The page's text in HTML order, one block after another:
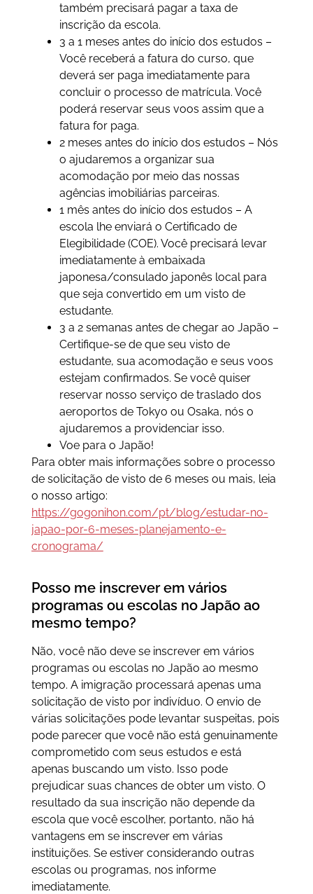
também precisará pagar a taxa de
inscrição da escola.
3 a 1 meses antes do início dos estudos –
Você receberá a fatura do curso, que
deverá ser paga imediatamente para
concluir o processo de matrícula. Você
poderá reservar seus voos assim que a
fatura for paga.
2 meses antes do início dos estudos – Nós
o ajudaremos a organizar sua
acomodação por meio das nossas
agências imobiliárias parceiras.
1 mês antes do início dos estudos – A
escola lhe enviará o Certificado de
Elegibilidade (COE). Você precisará levar
imediatamente à embaixada
japonesa/consulado japonês local para
que seja convertido em um visto de
estudante.
3 a 2 semanas antes de chegar ao Japão –
Certifique-se de que seu visto de
estudante, sua acomodação e seus voos
estejam confirmados. Se você quiser
reservar nosso serviço de traslado dos
aeroportos de Tokyo ou Osaka, nós o
ajudaremos a providenciar isso.
Voe para o Japão!
Para obter mais informações sobre o processo
de solicitação de visto de 6 meses ou mais, leia
o nosso artigo:
https://gogonihon.com/pt/blog/estudar-no-
japao-por-6-meses-planejamento-e-
cronograma/
Posso me inscrever em vários
programas ou escolas no Japão ao
mesmo tempo?
Não, você não deve se inscrever em vários
programas ou escolas no Japão ao mesmo
tempo. A imigração processará apenas uma
solicitação de visto por indivíduo. O envio de
várias solicitações pode levantar suspeitas, pois
pode parecer que você não está genuinamente
comprometido com seus estudos e está
apenas buscando um visto. Isso pode
prejudicar suas chances de obter um visto. O
resultado da sua inscrição não depende da
escola que você escolher, portanto, não há
vantagens em se inscrever em várias
instituições. Se estiver considerando outras
escolas ou programas, nos informe
imediatamente.